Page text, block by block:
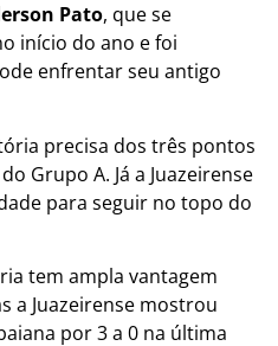
Pato, que se
início do ano e foi
enfrentar seu antigo
precisa dos três pontos
Grupo A. Já a Juazeirense
para seguir no topo do
tem ampla vantagem
a Juazeirense mostrou
por 3 a 0 na última